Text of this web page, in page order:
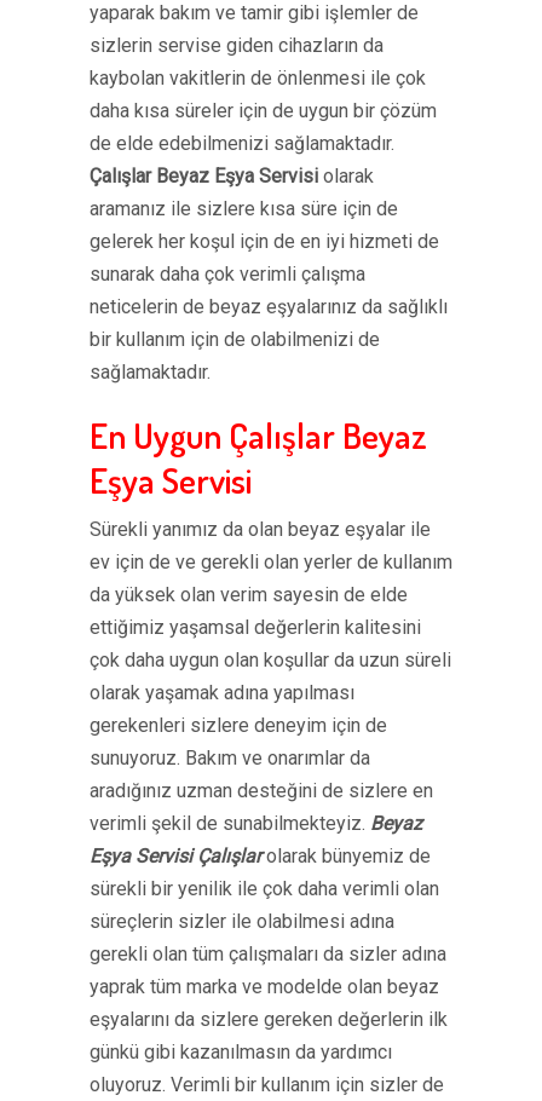
yaparak bakım ve tamir gibi işlemler de
sizlerin servise giden cihazların da
kaybolan vakitlerin de önlenmesi ile çok
daha kısa süreler için de uygun bir çözüm
de elde edebilmenizi sağlamaktadır.
Çalışlar Beyaz Eşya Servisi olarak
aramanız ile sizlere kısa süre için de
gelerek her koşul için de en iyi hizmeti de
sunarak daha çok verimli çalışma
neticelerin de beyaz eşyalarınız da sağlıklı
bir kullanım için de olabilmenizi de
sağlamaktadır.
En Uygun Çalışlar Beyaz
Eşya Servisi
Sürekli yanımız da olan beyaz eşyalar ile
ev için de ve gerekli olan yerler de kullanım
da yüksek olan verim sayesin de elde
ettiğimiz yaşamsal değerlerin kalitesini
çok daha uygun olan koşullar da uzun süreli
olarak yaşamak adına yapılması
gerekenleri sizlere deneyim için de
sunuyoruz. Bakım ve onarımlar da
aradığınız uzman desteğini de sizlere en
verimli şekil de sunabilmekteyiz. Beyaz
Eşya Servisi Çalışlarolarak bünyemiz de
sürekli bir yenilik ile çok daha verimli olan
süreçlerin sizler ile olabilmesi adına
gerekli olan tüm çalışmaları da sizler adına
yaprak tüm marka ve modelde olan beyaz
eşyalarını da sizlere gereken değerlerin ilk
günkü gibi kazanılmasın da yardımcı
oluyoruz. Verimli bir kullanım için sizler de